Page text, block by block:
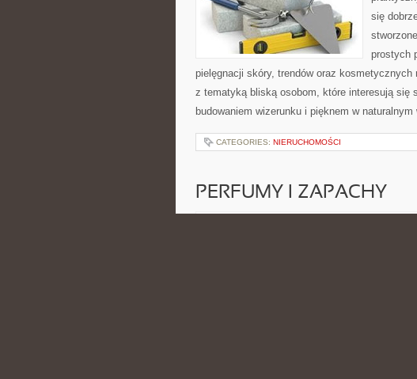
się
prostych
pielęgnacji skóry, trendów oraz
z tematyką bliską osobom, które interesują się
budowaniem wizerunku i pięknem w
CATEGORIES: NIERUCHOMOŚCI
PERFUMY I ZAPACHY